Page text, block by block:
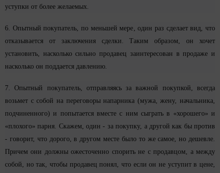
уступки от более желаемых.
6. Опытный покупатель, по меньшей мере, один раз сделает вид, что
отказывается от заключения сделки. Таким образом, он хочет
установить, насколько сильно продавец заинтересован в продаже и
насколько он поддается давлению.
7. Опытный покупатель, отправляясь за важной покупкой, всегда
возьмет с собой на переговоры напарника (мужа, жену, начальника,
подчиненного) и попытается вместе с ним сыграть в «хорошего» и
«плохого» парня. Скажем, один - за покупку, а другой как бы против
- говорит, что дорого, в другом месте было то же самое, но дешевле.
Причем они должны ожесточенно спорить не с продавцом, а между
собой, но так, чтобы продавец понял, что если он не уступит в цене,